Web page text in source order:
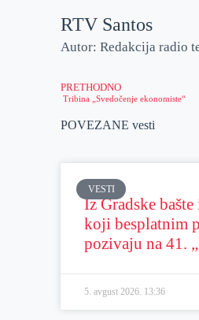
RTV Santos
Autor: Redakcija radio
PRETHODNO
Tribina „Svedočenje ekonomiste“
POVEZANE vesti
VESTI
Iz Gradske
koji besplatnim
pozivaju na 41.
5. avgust 2026. 13:36